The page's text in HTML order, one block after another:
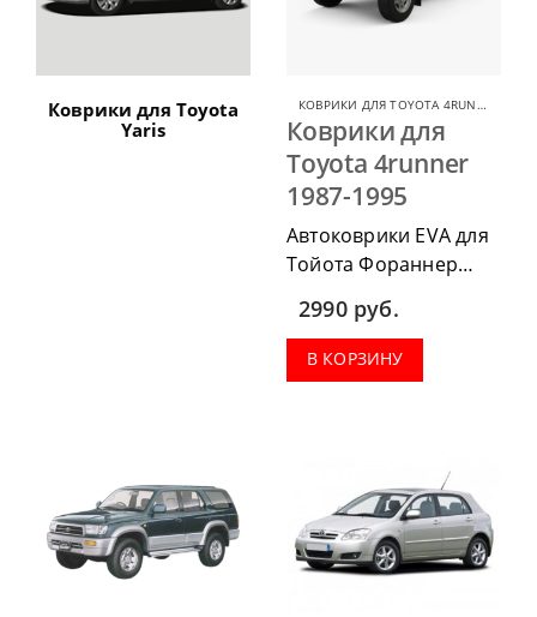
Коврики для Toyota
Yaris
КОВРИКИ ДЛЯ TOYOTA 4RUNNER
Коврики для
Toyota 4runner
1987-1995
Автоковрики EVA для
Тойота Фораннер
приобрести в
комплектации:
водительский коврик,
2990 руб.
В КОРЗИНУ